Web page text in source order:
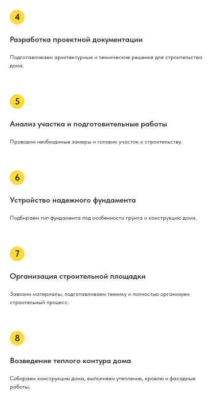
Разработка проектной документации
Подготавливаем архитектурные и технические решения для строительства
дома.
Анализ участка и подготовительные работы
Проводим необходимые замеры и готовим участок к строительству.
Устройство надежного фундамента
Подбираем тип фундамента под особенности грунта и конструкцию дома.
Организация строительной площадки
Завозим материалы, подготавливаем технику и полностью организуем
строительный процесс.
Возведение теплого контура дома
Собираем конструкцию дома, выполняем утепление, кровлю и фасадные
работы.